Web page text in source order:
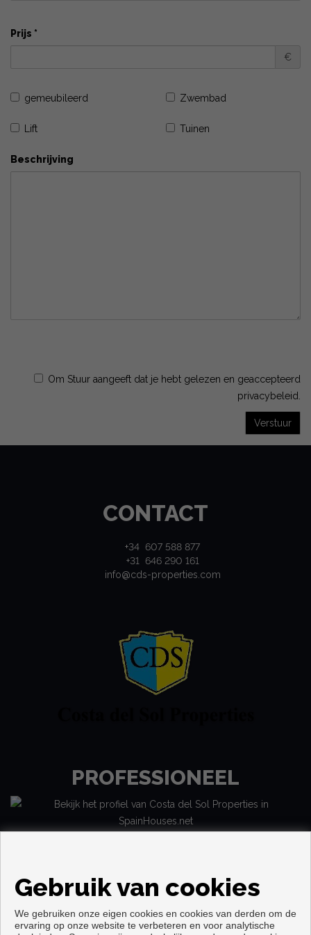
Prijs *
€
gemeubileerd Zwembad
Lift Tuinen
Beschrijving
Om Stuur aangeeft dat je hebt gelezen en geaccepteerd
privacybeleid
Verstuur
CONTACT
+34 607 588 877
+31 646 290 161
info@cds-properties.com
PROFESSIONEEL
Gebruik van cookies
We gebruiken onze eigen cookies en cookies van derden om de
ervaring op onze website te verbeteren en voor analytische